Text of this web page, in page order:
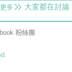
多 大家都在討論
粉絲團